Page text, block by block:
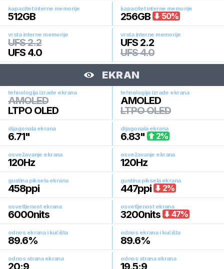
kapacitet interne memorije
512GB
kapacitet interne memorije
256GB 50%
vrsta interne memorije
UFS 2.2
UFS 4.0
vrsta interne memorije
UFS 2.2
UFS 4.0
EKRAN
tehnologija izrade ekrana
AMOLED
LTPO OLED
tehnologija izrade ekrana
AMOLED
LTPO OLED
dijagonala ekrana
6.71"
dijagonala ekrana
6.83" 2%
osvežavanje ekrana
120Hz
osvežavanje ekrana
120Hz
gustina piksela ekrana
458ppi
gustina piksela ekrana
447ppi 2%
osvetljenost ekrana
6000nits
osvetljenost ekrana
3200nits 47%
odnos ekrana i kućišta
89.6%
odnos ekrana i kućišta
89.6%
odnos strana ekrana
20:9
odnos strana ekrana
19.5:9